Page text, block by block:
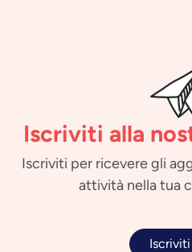
Iscriviti alla
Iscriviti per ricevere gli
attività nella tua
Iscriviti